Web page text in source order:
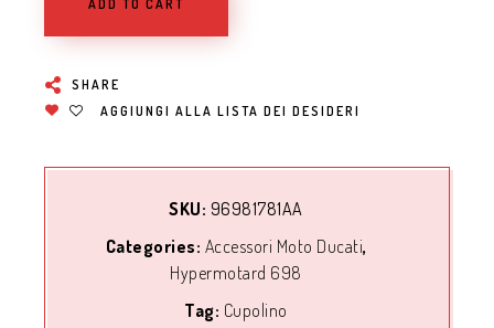
ADD TO CART
SHARE
AGGIUNGI ALLA LISTA DEI DESIDERI
SKU: 96981781AA
Categories: Accessori Moto Ducati,
Hypermotard 698
Tag: Cupolino